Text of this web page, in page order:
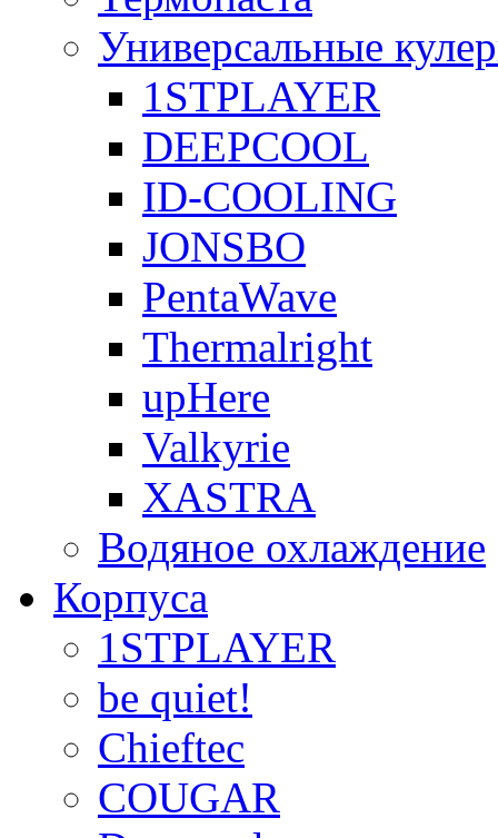
Универсальные
1STPLAYER
DEEPCOOL
ID-COOLING
JONSBO
PentaWave
Thermalright
upHere
Valkyrie
XASTRA
Водяное охлаждение
Корпуса
1STPLAYER
be quiet!
Chieftec
COUGAR